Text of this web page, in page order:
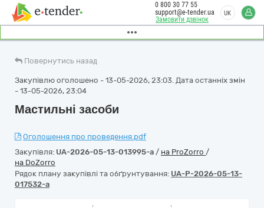
Замовити дзвінок
0 800 30 77 55
support@e-tender.ua
UK
Повернутись назад
Закупівлю оголошено - 13-05-2026, 23:03. Дата останніх змін
- 13-05-2026, 23:04
Мастильні засоби
Оголошення про проведення.pdf
Закупівля: UA-2026-05-13-013995-a / на ProZorro /
на DoZorro
Рядок плану закупівлі та обґрунтування: UA-P-2026-05-13-
017532-a